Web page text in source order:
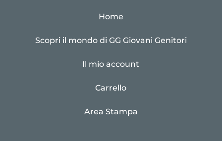
Home
Scopri il mondo di GG Giovani Genitori
Il mio account
Carrello
Area Stampa